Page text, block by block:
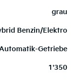
grau
Benzin/Elektro
Getriebe
1'350